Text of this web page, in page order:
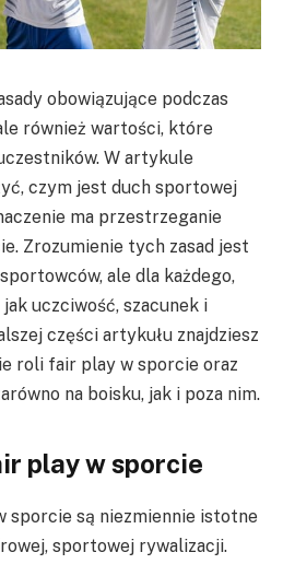
obowiązujące podczas
również wartości, które
W artykule
czym jest duch sportowej
ma przestrzeganie
Zrozumienie tych zasad jest
ale dla każdego,
uczciwość, szacunek i
części artykułu znajdziesz
roli fair play w sporcie oraz
na boisku, jak i poza nim.
play w sporcie
sporcie są niezmiennie istotne
sportowej rywalizacji.